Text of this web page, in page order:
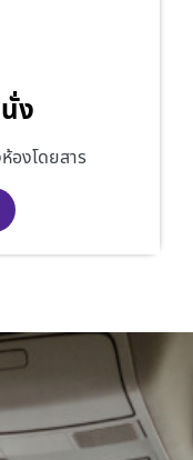
ง
องโดยสาร